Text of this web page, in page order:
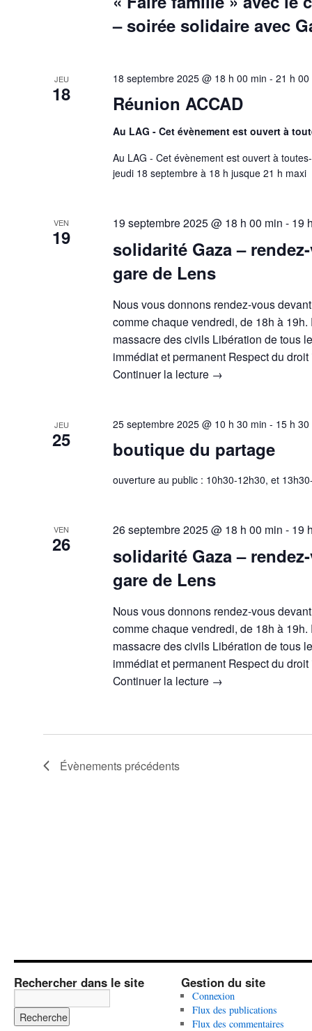
– soirée solidaire avec
JEU
18 Réunion ACCAD
18 septembre 2025 @ 18 h 00 min -21 h
Au LAG - Cet évènement est ouvert à
Au LAG - Cet évènement est ouvert à
jeudi 18 septembre à 18 h jusque 21 h maxi
VEN
19
solidarité Gaza –
gare de Lens
19 septembre 2025 @ 18 h 00 min - 19
Nous vous donnons rendez-vous
comme chaque vendredi, de 18h à
massacre des civils Libération de tous
immédiat et permanent Respect du
Continuer la lecture →
JEU
25 boutique du partage
25 septembre 2025 @ 10 h 30 min - 15 h
ouverture au public : 10h30-12h30, et
VEN
26
solidarité Gaza –
gare de Lens
26 septembre 2025 @ 18 h 00 min - 19
Nous vous donnons rendez-vous
comme chaque vendredi, de 18h à
massacre des civils Libération de tous
immédiat et permanent Respect du
Continuer la lecture →
Évènements précédents
Rechercher dans le site Gestion du site
Connexion
Flux des publications
Flux des commentaires